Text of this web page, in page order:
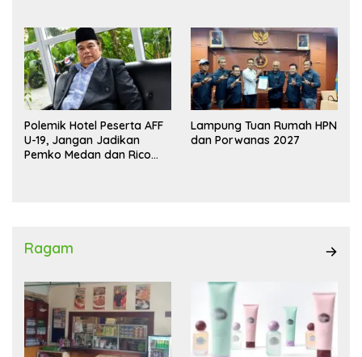
Polemik Hotel Peserta AFF
U-19, Jangan Jadikan
Pemko Medan dan Rico
Lampung Tuan Rumah HPN
dan Porwanas 2027
Ragam